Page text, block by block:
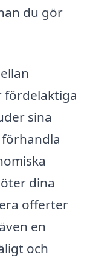
du gör
fördelaktiga
sina
dina
offerter
en
och